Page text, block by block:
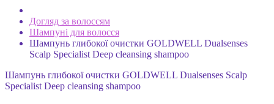
Догляд за волоссям
Шампуні для волосся
Шампунь глибокої очистки GOLDWELL Dualsenses
Scalp Specialist Deep cleansing shampoo
Шампунь глибокої очистки GOLDWELL Dualsenses Scalp
Specialist Deep cleansing shampoo